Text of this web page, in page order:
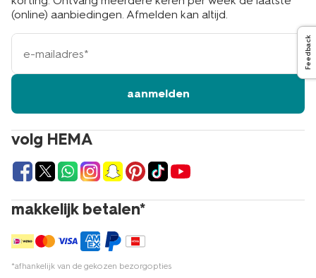
volg HEMA
makkelijk betalen*
*afhankelijk van de gekozen bezorgopties
(online) aanbiedingen. Afmelden kan altijd.
e-
mailadres
aanmelden
Feedback